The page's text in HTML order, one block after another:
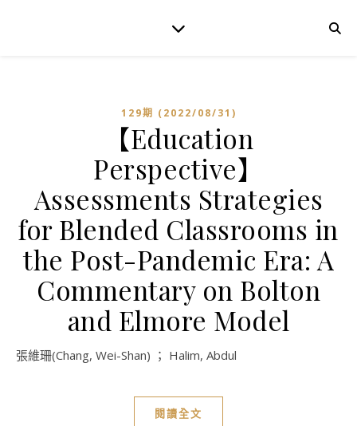
129期 (2022/08/31)
【Education
Perspective】
Assessments Strategies
for Blended Classrooms in
the Post-Pandemic Era: A
Commentary on Bolton
and Elmore Model
張維珊(Chang, Wei-Shan) ； Halim, Abdul
閱讀全文